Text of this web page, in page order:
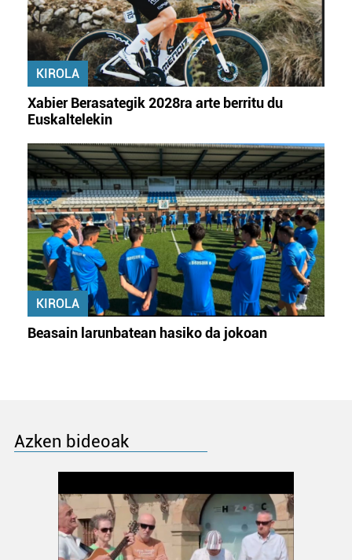
KIROLA
Xabier Berasategik 2028ra arte berritu du
Euskaltelekin
KIROLA
Beasain larunbatean hasiko da jokoan
Azken bideoak